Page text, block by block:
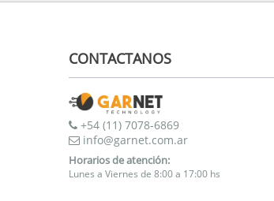
CONTACTANOS
+54 (11) 7078-6869
info@garnet.com.ar
Horarios de atención:
Lunes a Viernes de 8:00 a 17:00 hs